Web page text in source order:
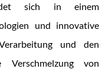
sich in einem
und innovative
und den
von